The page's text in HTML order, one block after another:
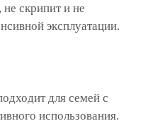
скрипит и не
эксплуатации.
для семей с
использования.